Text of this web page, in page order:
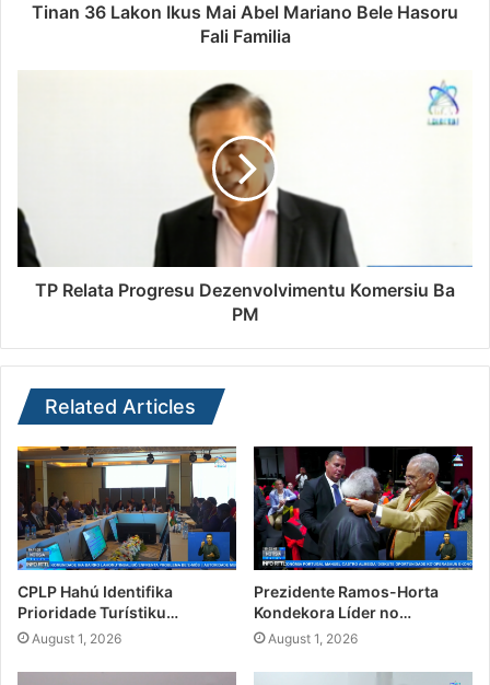
Tinan 36 Lakon Ikus Mai Abel Mariano Bele Hasoru
Fali Familia
TP Relata Progresu Dezenvolvimentu Komersiu Ba
PM
Related Articles
CPLP Hahú Identifika
Prioridade Turístiku…
August 1, 2026
Prezidente Ramos-Horta
Kondekora Líder no…
August 1, 2026